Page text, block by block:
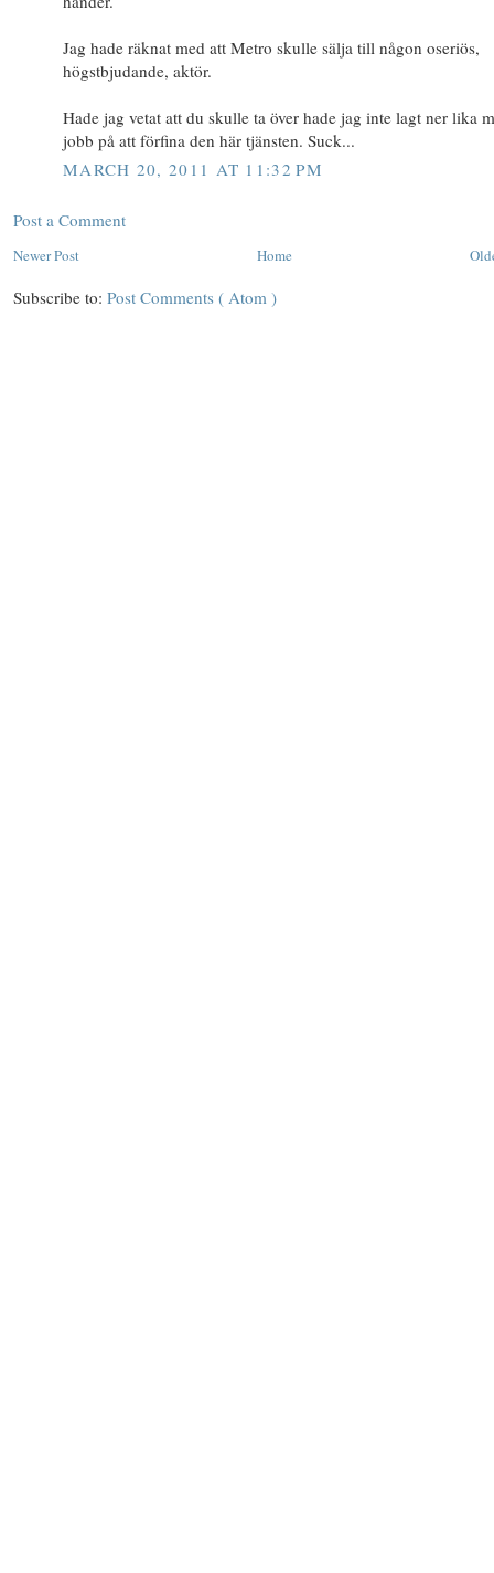
Jag hade räknat med att Metro skulle sälja till någon oseriös,
högstbjudande, aktör.
Hade jag vetat att du skulle ta över hade jag inte lagt ner lika
jobb på att förfina den här tjänsten. Suck...
MARCH 20, 2011 AT 11:32 PM
Post a Comment
Newer Post Home
Subscribe to: Post Comments ( Atom )